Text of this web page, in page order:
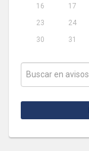
16
17
23
24
30
31